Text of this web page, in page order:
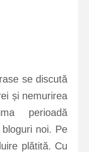
se discută
și nemurirea
perioadă
noi. Pe
plătită. Cu